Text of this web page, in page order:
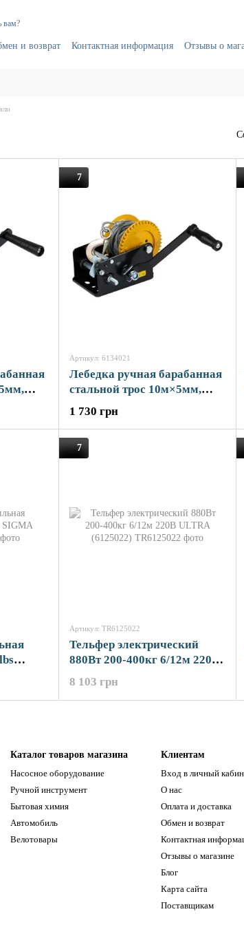
вам?
и возврат Контактная информация
Отзывы о
7
Артикул: 6134021
Лебедка ручная барабанная
стальной трос 10м×5мм,
900кг SIGMA (6134021)
1 730 грн
7
Артикул: TR6125022
Тельфер электрический
880Вт 200-400кг 6/12м 220В
ULTRA (6125022)
8 103 грн
Каталог товаров магазина
Насосное оборудование
Ручной инструмент
Бытовая химия
Автомобиль
Велотовары
Клиентам
Вход в личный
О нас
Оплата и доставка
Обмен и возврат
Контактная
Отзывы о магазине
Блог
Карта сайта
Поставщикам